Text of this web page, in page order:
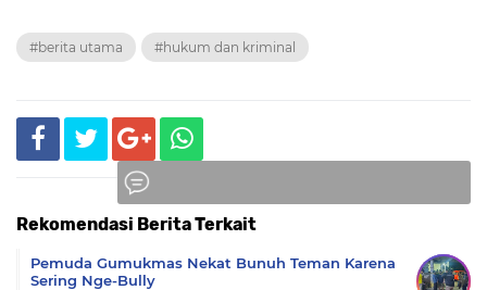
#berita utama #hukum dan kriminal
Rekomendasi Berita Terkait
Pemuda Gumukmas Nekat Bunuh Teman Karena
Sering Nge-Bully